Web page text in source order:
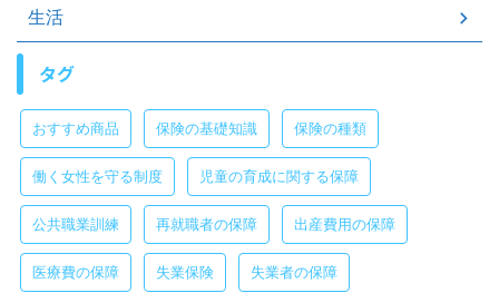
生活
タグ
おすすめ商品 保険の基礎知識 保険の種類
働く女性を守る制度 児童の育成に関する保障
公共職業訓練 再就職者の保障 出産費用の保障
医療費の保障 失業保険 失業者の保障